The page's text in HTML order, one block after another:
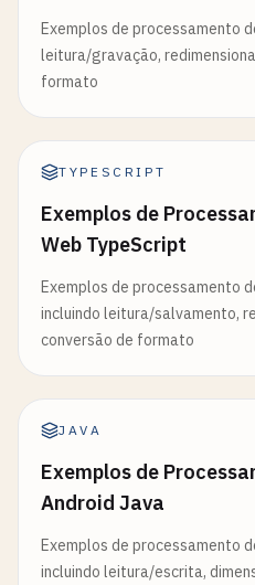
Exemplos de processamento
leitura/gravação,
formato
TYPESCRIPT
Exemplos de
Web TypeScript
Exemplos de processamento
incluindo leitura/salvamento,
conversão de formato
JAVA
Exemplos de
Android Java
Exemplos de processamento
incluindo leitura/escrita,